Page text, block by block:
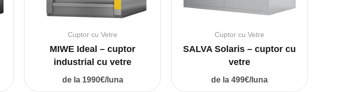
Cuptor cu Vetre
MIWE Ideal – cuptor
industrial cu vetre
de la 1990€/luna
Cuptor cu Vetre
SALVA Solaris – cuptor cu
vetre
de la 499€/luna